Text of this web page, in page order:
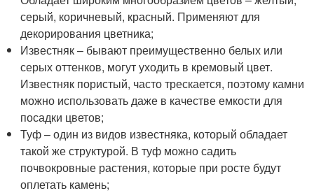
серый, коричневый, красный. Применяют для
декорирования цветника;
Известняк – бывают преимущественно белых или
серых оттенков, могут уходить в кремовый цвет.
Известняк пористый, часто трескается, поэтому камни
можно использовать даже в качестве емкости для
посадки цветов;
Туф – один из видов известняка, который обладает
такой же структурой. В туф можно садить
почвокровные растения, которые при росте будут
оплетать камень;